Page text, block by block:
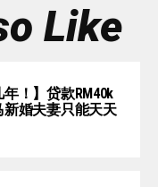
Like
年！】贷款RM40k
婚夫妻只能天天